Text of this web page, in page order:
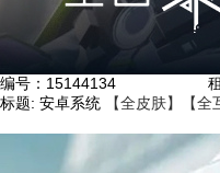
编号： 15144134
标题: 安卓系统 【全皮肤】【